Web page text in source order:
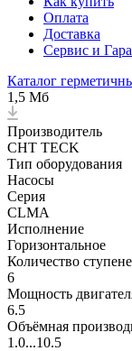
Оплата
Доставка
Сервис и
Каталог
1,5 Мб
Производитель
CHT TECK
Тип оборудования
Насосы
Серия
CLMA
Исполнение
Горизонтальное
Количество
6
Мощность
6.5
Объёмная
1.0...10.5